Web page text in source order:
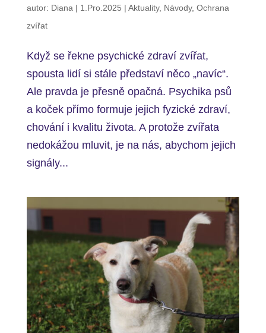
autor: Diana | 1.Pro.2025 | Aktuality, Návody, Ochrana
zvířat
Když se řekne psychické zdraví zvířat,
spousta lidí si stále představí něco „navíc“.
Ale pravda je přesně opačná. Psychika psů
a koček přímo formuje jejich fyzické zdraví,
chování i kvalitu života. A protože zvířata
nedokážou mluvit, je na nás, abychom jejich
signály...